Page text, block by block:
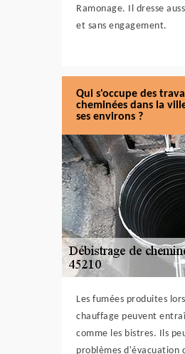
Ramonage. Il dresse
et sans engagement.
Qui s'occupe des
cheminées dans la
ses environs ?
Les fumées produites
chauffage peuvent
comme les bistres. Ils
problèmes d'évacuation